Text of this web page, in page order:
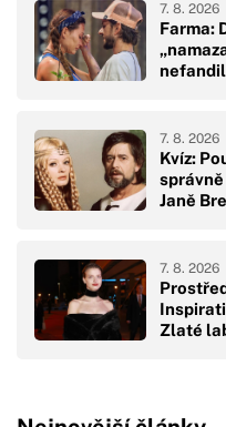
Farma:
nefandil
7. 8. 2026
Kvíz:
správně
Janě
7. 8. 2026
Zlaté
7. 8. 2026